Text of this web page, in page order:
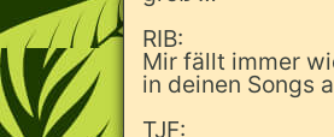
RIB:
Mir fällt immer
in deinen Songs
TJF: